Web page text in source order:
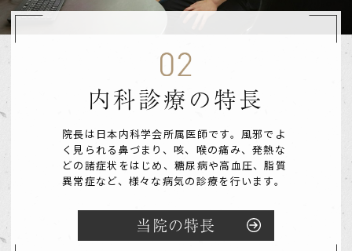
内科診療の特長
院長は日本内科学会所属医師です。 風邪でよ
く見られる鼻づまり、咳、喉の痛み、発熱な
どの諸症状をはじめ、糖尿病や高血圧、脂質
異常症など、様々な病気の診療を行います。
当院の特長